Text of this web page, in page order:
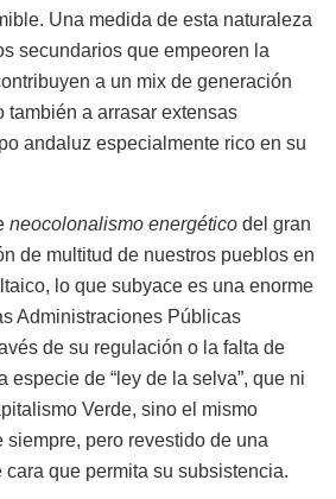
Una medida de esta naturaleza
secundarios que empeoren la
a un mix de generación
también a arrasar extensas
andaluz especialmente rico en su
neocolonalismo energético del gran
de multitud de nuestros pueblos en
lo que subyace es una enorme
Administraciones Públicas
de su regulación o la falta de
especie de “ley de la selva”, que ni
Verde, sino el mismo
pero revestido de una
que permita su subsistencia.